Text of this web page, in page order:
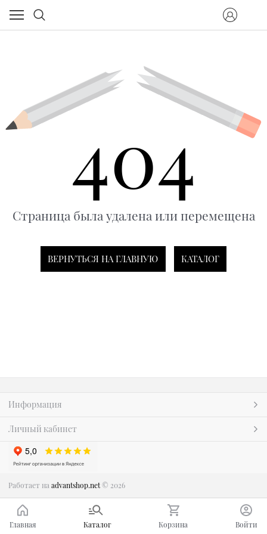
404
Страница была удалена или перемещена
ВЕРНУТЬСЯ НА ГЛАВНУЮ КАТАЛОГ
Информация
Личный кабинет
Работает на advantshop.net© 2026
Главная Каталог Корзина Войти